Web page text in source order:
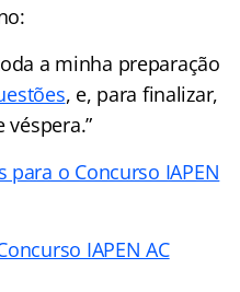
a minha preparação
, e, para finalizar,
véspera.”
para o Concurso IAPEN
IAPEN AC